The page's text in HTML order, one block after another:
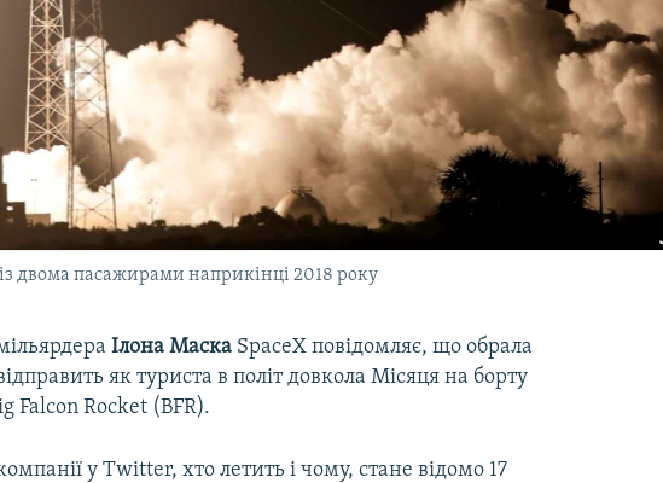
двома пасажирами наприкінці 2018 року
Ілона Маска SpaceX повідомляє, що обрала
як туриста в політ довкола Місяця на борту
Falcon Rocket (BFR).
у Twitter, хто летить і чому, стане відомо 17